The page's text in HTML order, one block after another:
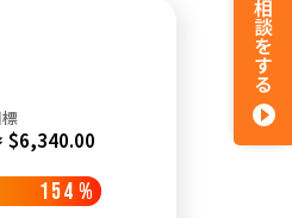
$6,340.00
154 %